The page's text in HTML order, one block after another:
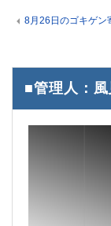
8月26日のゴキゲン
■管理人：風